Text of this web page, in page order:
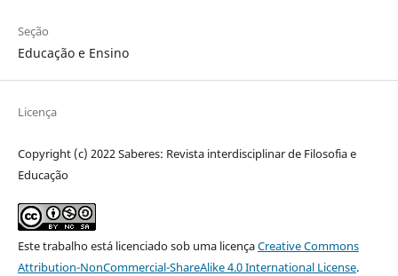
Seção
Educação e Ensino
Licença
Copyright (c) 2022 Saberes: Revista interdisciplinar de Filosofia e
Educação
Este trabalho está licenciado sob uma licençaCreative Commons
Attribution-NonCommercial-ShareAlike 4.0 International License.